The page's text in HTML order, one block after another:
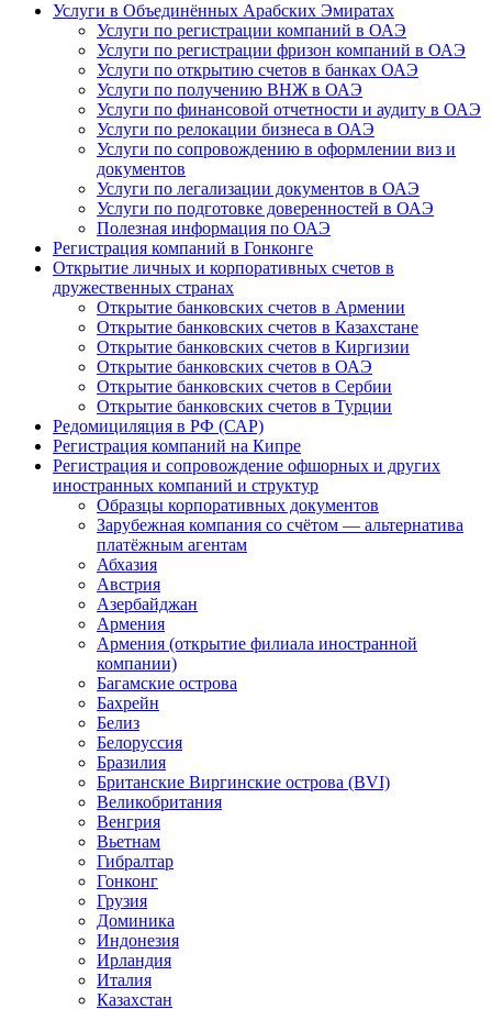
Услуги в Объединённых Арабских Эмиратах
Услуги по регистрации компаний в ОАЭ
Услуги по регистрации фризон компаний в ОАЭ
Услуги по открытию счетов в банках ОАЭ
Услуги по получению ВНЖ в ОАЭ
Услуги по финансовой отчетности и аудиту в ОАЭ
Услуги по релокации бизнеса в ОАЭ
Услуги по сопровождению в оформлении виз и
документов
Услуги по легализации документов в ОАЭ
Услуги по подготовке доверенностей в ОАЭ
Полезная информация по ОАЭ
Регистрация компаний в Гонконге
Открытие личных и корпоративных счетов в
дружественных странах
Открытие банковских счетов в Армении
Открытие банковских счетов в Казахстане
Открытие банковских счетов в Киргизии
Открытие банковских счетов в ОАЭ
Открытие банковских счетов в Сербии
Открытие банковских счетов в Турции
Редомициляция в РФ (САР)
Регистрация компаний на Кипре
Регистрация и сопровождение офшорных и других
иностранных компаний и структур
Образцы корпоративных документов
Зарубежная компания со счётом — альтернатива
платёжным агентам
Абхазия
Австрия
Азербайджан
Армения
Армения (открытие филиала иностранной
компании)
Багамские острова
Бахрейн
Белиз
Белоруссия
Бразилия
Британские Виргинские острова (BVI)
Великобритания
Венгрия
Вьетнам
Гибралтар
Гонконг
Грузия
Доминика
Индонезия
Ирландия
Италия
Казахстан